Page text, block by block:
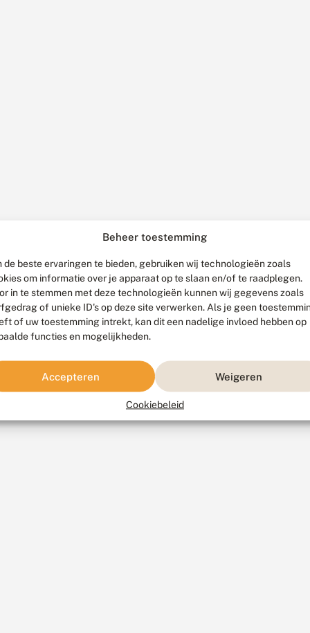
Beheer toestemming
de beste ervaringen te bieden, gebruiken wij technologieën zoals
om informatie over je apparaat op te slaan en/of te raadplegen.
in te stemmen met deze technologieën kunnen wij gegevens zoals
of unieke ID's op deze site verwerken. Als je geen
of uw toestemming intrekt, kan dit een nadelige invloed hebben op
functies en mogelijkheden.
Accepteren Weigeren
Cookiebeleid